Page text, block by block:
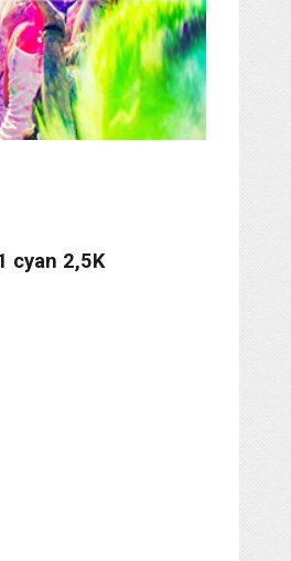
cyan 2,5K